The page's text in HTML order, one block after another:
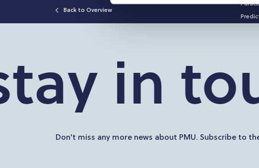
Back to Overview
in
Don't miss any more news about PMU. Subscribe to